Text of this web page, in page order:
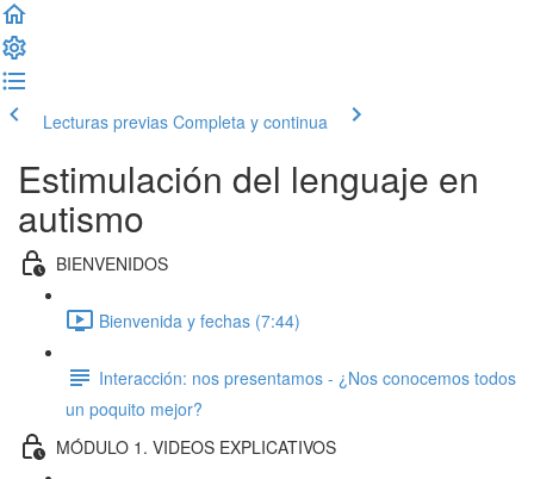
Lecturas previas Completa y continua
Estimulación del lenguaje en
autismo
BIENVENIDOS
Bienvenida y fechas (7:44)
Interacción: nos presentamos - ¿Nos conocemos todos
un poquito mejor?
MÓDULO 1. VIDEOS EXPLICATIVOS